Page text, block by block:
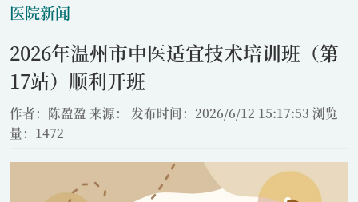
医院新闻
2026年温州市中医适宜技术培训班（第
17站）顺利开班
作者：陈盈盈 来源： 发布时间：2026/6/12 15:17:53 浏览
量：1472